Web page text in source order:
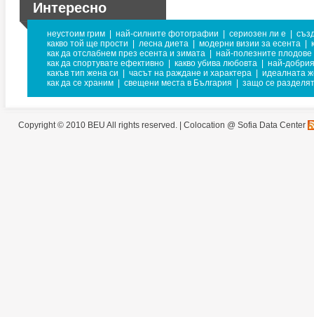
Интересно
неустоим грим най-силните фотографии сериозен ли е
какво той ще прости
лесна диета модерни визии за есента
как да отслабнем през есента и зимата
най-полезните плодове
как да спортувате ефективно
какво убива любовта
най-
какъв тип жена си
часът на раждане и характера
идеалната
как да се храним
свещени места в България защо се
Copyright © 2010 BEU All rights reserved. | Colocation @ Sofia Data Center